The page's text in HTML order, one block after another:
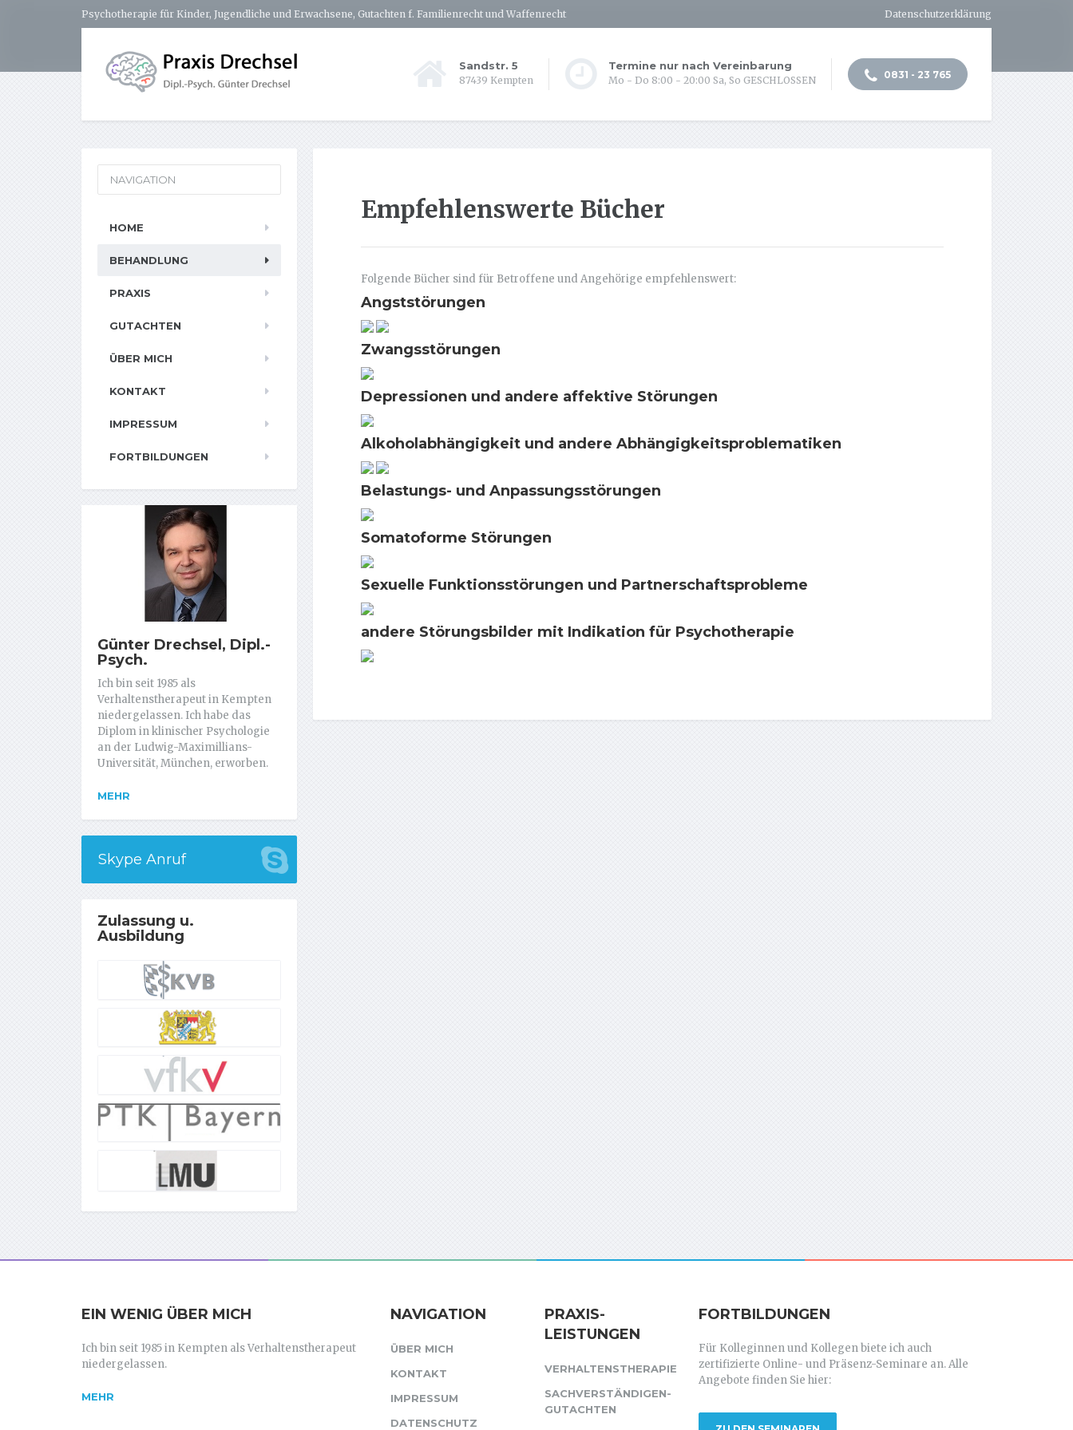
Psychotherapie für Kinder, Jugendliche und Erwachsene, Gutachten f. Familienrecht und Waffenrecht Datenschutzerklärung
Sandstr. 5
87439 Kempten
Termine nur nach Vereinbarung
Mo - Do 8:00 - 20:00 Sa, So GESCHLOSSEN 0831 - 23 765
Empfehlenswerte Bücher
Folgende Bücher sind für Betroffene und Angehörige empfehlenswert:
Angststörungen
Zwangsstörungen
Depressionen und andere affektive Störungen
Alkoholabhängigkeit und andere Abhängigkeitsproblematiken
Belastungs- und Anpassungsstörungen
Somatoforme Störungen
Sexuelle Funktionsstörungen und Partnerschaftsprobleme
andere Störungsbilder mit Indikation für Psychotherapie
NAVIGATION
HOME
BEHANDLUNG
PRAXIS
GUTACHTEN
ÜBER MICH
KONTAKT
IMPRESSUM
FORTBILDUNGEN
Günter Drechsel, Dipl.-
Psych.
Ich bin seit 1985 als
Verhaltenstherapeut in Kempten
niedergelassen. Ich habe das
Diplom in klinischer Psychologie
an der Ludwig-Maximillians-
Universität, München, erworben.
MEHR
Skype Anruf
Zulassung u.
Ausbildung
EIN WENIG ÜBER MICH
Ich bin seit 1985 in Kempten als Verhaltenstherapeut
niedergelassen.
MEHR
NAVIGATION
ÜBER MICH
KONTAKT
IMPRESSUM
DATENSCHUTZ
PRAXIS-
LEISTUNGEN
VERHALTENSTHERAPIE
SACHVERSTÄNDIGEN-
GUTACHTEN
FORTBILDUNGEN
Für Kolleginnen und Kollegen biete ich auch
zertifizierte Online- und Präsenz-Seminare an. Alle
Angebote finden Sie hier: